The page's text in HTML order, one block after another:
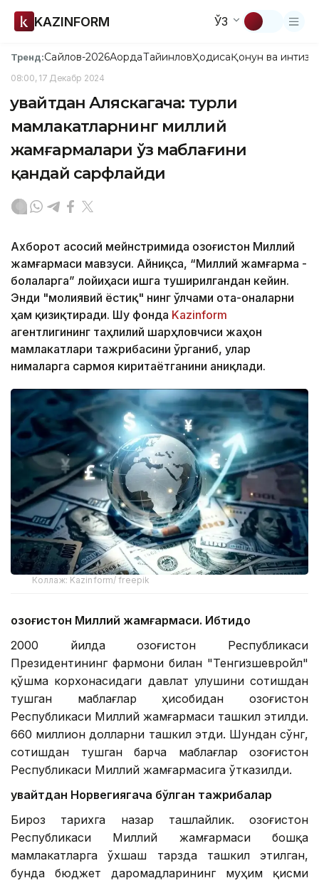
KAZINFORM ЎЗ
Тренд:Сайлов-2026АқордаТайинловҲодисаҚонун ва
08:00, 17 Декабр 2024
Қувайтдан Аляскагача: турли
мамлакатларнинг миллий
жамғармалари ўз маблағини
қандай сарфлайди
Ахборот асосий мейнстримида Қозоғистон Миллий
жамғармаси мавзуси. Айниқса, “Миллий жамғарма -
болаларга” лойиҳаси ишга туширилгандан кейин.
Энди "молиявий ёстиқ" нинг ўлчами ота-оналарни
ҳам қизиқтиради. Шу фонда Kazinform
агентлигининг таҳлилий шарҳловчиси жаҳон
мамлакатлари тажрибасини ўрганиб, улар
нималарга сармоя киритаётганини аниқлади.
Коллаж: Kazinform/ freepik
Қозоғистон Миллий жамғармаси. Ибтидо
2000 йилда Қозоғистон Республикаси
Президентининг фармони билан "Тенгизшевройл"
қўшма корхонасидаги давлат улушини сотишдан
тушган маблағлар ҳисобидан Қозоғистон
Республикаси Миллий жамғармаси ташкил этилди.
660 миллион долларни ташкил этди. Шундан сўнг,
сотишдан тушган барча маблағлар Қозоғистон
Республикаси Миллий жамғармасига ўтказилди.
Қувайтдан Норвегиягача бўлган тажрибалар
Бироз тарихга назар ташлайлик. Қозоғистон
Республикаси Миллий жамғармаси бошқа
мамлакатларга ўхшаш тарзда ташкил этилган,
бунда бюджет даромадларининг муҳим қисми